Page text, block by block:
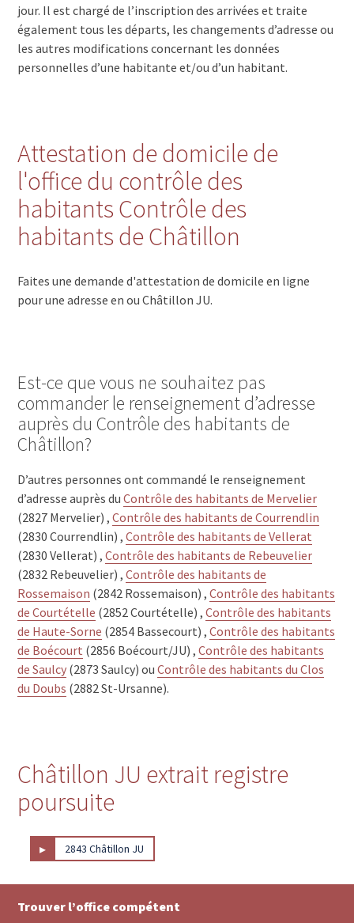
jour. Il est chargé de l’inscription des arrivées et traite
également tous les départs, les changements d’adresse ou
les autres modifications concernant les données
personnelles d’une habitante et/ou d’un habitant.
Attestation de domicile de
l'office du contrôle des
habitants Contrôle des
habitants de Châtillon
Faites une demande d'attestation de domicile en ligne
pour une adresse en ou Châtillon JU.
Est-ce que vous ne souhaitez pas
commander le renseignement d’adresse
auprès du Contrôle des habitants de
Châtillon?
D’autres personnes ont commandé le renseignement
d’adresse auprès duContrôle des habitants de Mervelier
(2827 Mervelier) ,Contrôle des habitants de Courrendlin
(2830 Courrendlin) ,Contrôle des habitants de Vellerat
(2830 Vellerat) ,Contrôle des habitants de Rebeuvelier
(2832 Rebeuvelier) ,Contrôle des habitants de
Rossemaison (2842 Rossemaison) ,Contrôle des habitants
de Courtételle (2852 Courtételle) ,Contrôle des habitants
de Haute-Sorne (2854 Bassecourt) ,Contrôle des habitants
de Boécourt (2856 Boécourt/JU) ,Contrôle des habitants
de Saulcy (2873 Saulcy) ouContrôle des habitants du Clos
du Doubs (2882 St-Ursanne).
Châtillon JU extrait registre
poursuite
▸ 2843 Châtillon JU
Trouver l’office compétent